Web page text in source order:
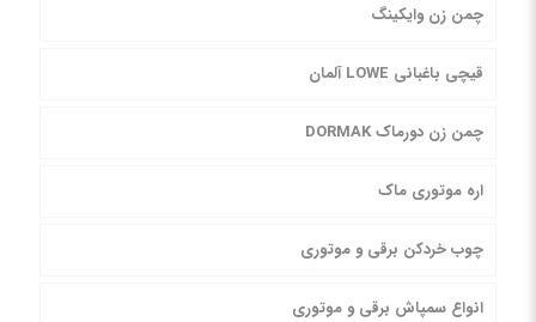
چمن زن وایکینگ
قیچی باغبانی LOWE آلمان
چمن زن دورماک DORMAK
اره موتوری ماک
چوب خردکن برقی و موتوری
انواع سمپاش برقی و موتوری